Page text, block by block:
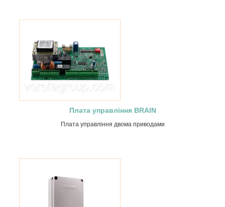
Плата управління BRAIN
Плата управління двома приводами